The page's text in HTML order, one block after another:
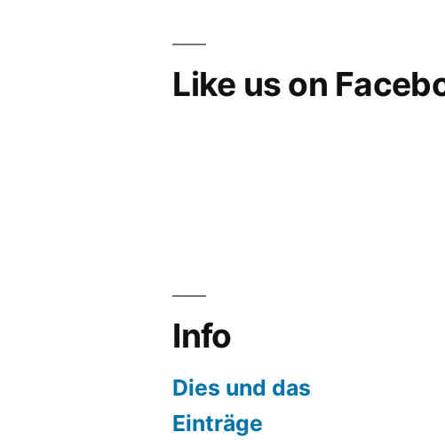
Like us on
Info
Dies und das
Einträge